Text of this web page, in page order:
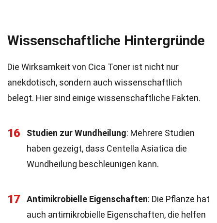
Wissenschaftliche Hintergründe
Die Wirksamkeit von Cica Toner ist nicht nur
anekdotisch, sondern auch wissenschaftlich
belegt. Hier sind einige wissenschaftliche Fakten.
16 Studien zur Wundheilung: Mehrere Studien
haben gezeigt, dass Centella Asiatica die
Wundheilung beschleunigen kann.
17 Antimikrobielle Eigenschaften: Die Pflanze hat
auch antimikrobielle Eigenschaften, die helfen